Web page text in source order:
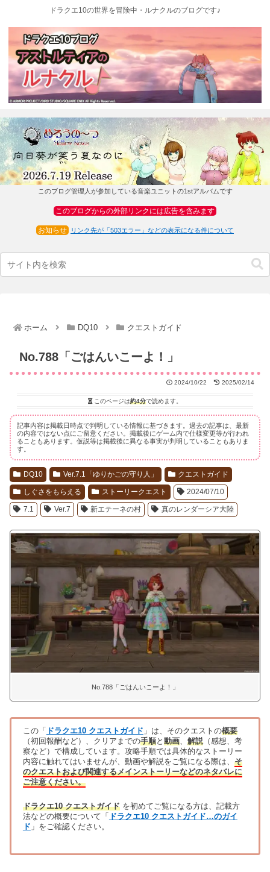
ドラクエ10の世界を冒険中・ルナクルのブログです♪
このブログ管理人が参加している音楽ユニットの1stアルバムです
このブログからの外部リンクには広告を含みます
お知らせ リンク先が「503エラー」などの表示になる件について
ホーム DQ10 クエストガイド
No.788「ごはんいこーよ！」
2024/10/22 2025/02/14
このページは約4分で読めます。
記事内容は掲載日時点で判明している情報に基づきます。過去の記事は、最新
の内容ではない点にご留意ください。掲載後にゲーム内で仕様変更等が行われ
ることもあります。仮説等は掲載後に異なる事実が判明していることもありま
す。
DQ10 Ver.7.1「ゆりかごの守り人」 クエストガイド
しぐさをもらえる ストーリークエスト 2024/07/10
7.1 Ver.7 新エテーネの村 真のレンダーシア大陸
No.788「ごはんいこーよ！」
この「 ドラクエ10 クエストガイド 」は、そのクエストの概要
（初回報酬など）、クリアまでの手順と 動画、 解説（感想、考
察など）で構成しています。攻略手順では具体的なストーリー
内容に触れてはいませんが、動画や解説をご覧になる際は、 そ
のクエストおよび関連するメインストーリーなどのネタバレに
ご注意ください。
ドラクエ10 クエストガイドを初めてご覧になる方は、記載方
法などの概要について「
ドラクエ10 クエストガイド…のガイ
ド 」をご確認ください。